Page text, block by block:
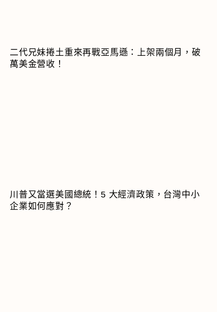
二代兄妹捲土重來再戰亞馬遜：上架兩個月，破
萬美金營收！
川普又當選美國總統！5 大經濟政策，台灣中小
企業如何應對？